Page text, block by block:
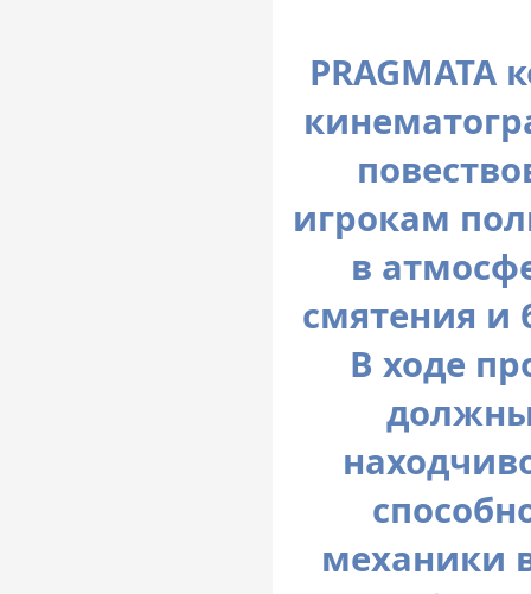
PRAGMATA
игрокам
в
смятения и
В ходе
механики